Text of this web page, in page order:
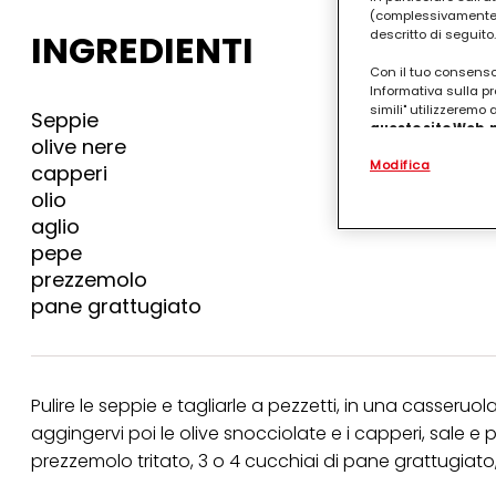
INGREDIENTI
Seppie
olive nere
capperi
olio
aglio
pepe
prezzemolo
pane grattugiato
Pulire le seppie e tagliarle a pezzetti, in una
aggingervi poi le olive snocciolate e i capperi, sale e
prezzemolo tritato, 3 o 4 cucchiai di pane
descritto di seguito.
Con il tuo
Informativa sulla
simili" utilizzeremo
questo sito
.
(rispettivamente
terzi, conservare
collegata nel piè di
Se fai clic su
per uno o più
tuoi dati personali
Modifica